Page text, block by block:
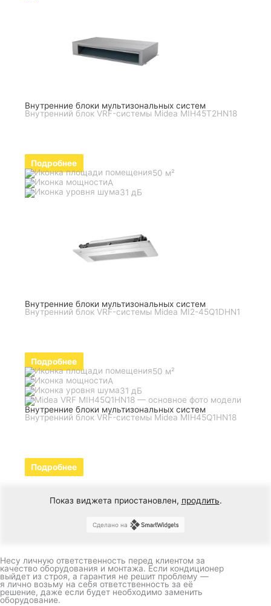
Внутренние блоки мультизональных систем
Внутренний блок VRF-системы Midea MIH45T2HN18
Подробнее
50 м²
A
31 дБ
Внутренние блоки мультизональных систем
Внутренний блок VRF-системы Midea MI2-45Q1DHN1
Подробнее
50 м²
A
31 дБ
Внутренние блоки мультизональных систем
Внутренний блок VRF-системы Midea MIH45Q1HN18
Подробнее
Показ виджета приостановлен, продлить.
Сделано на
Несу личную ответственность перед клиентом за
качество оборудования и монтажа. Если кондиционер
выйдет из строя, а гарантия не решит проблему —
я лично возьму на себя ответственность за её
решение, даже если будет необходимо заменить
оборудование.